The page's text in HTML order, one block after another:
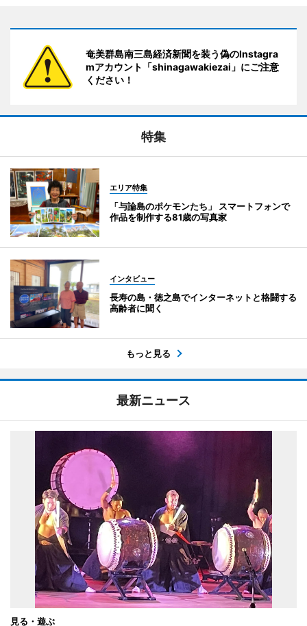
奄美群島南三島経済新聞を装う偽のInstagra
mアカウント「shinagawakiezai」にご注意
ください！
特集
エリア特集
「与論島のポケモンたち」 スマートフォンで
作品を制作する81歳の写真家
インタビュー
長寿の島・徳之島でインターネットと格闘する
高齢者に聞く
もっと見る
最新ニュース
見る・遊ぶ